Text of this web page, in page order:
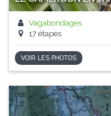
Vagabondages
17 étapes
VOIR LES PHOTOS